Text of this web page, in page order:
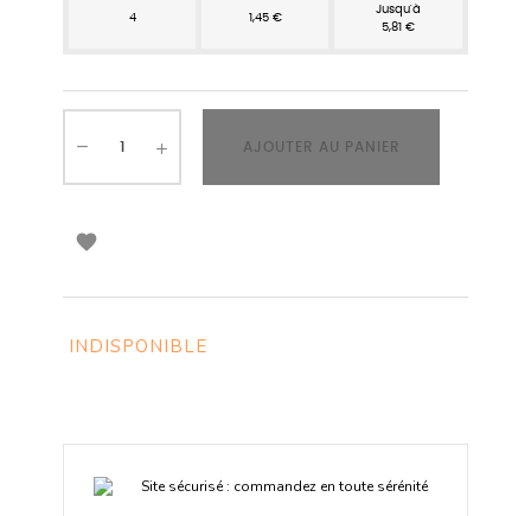
4 1,45 €
Jusqu'à
5,81 €
AJOUTER AU PANIER

INDISPONIBLE
Site sécurisé : commandez en toute sérénité